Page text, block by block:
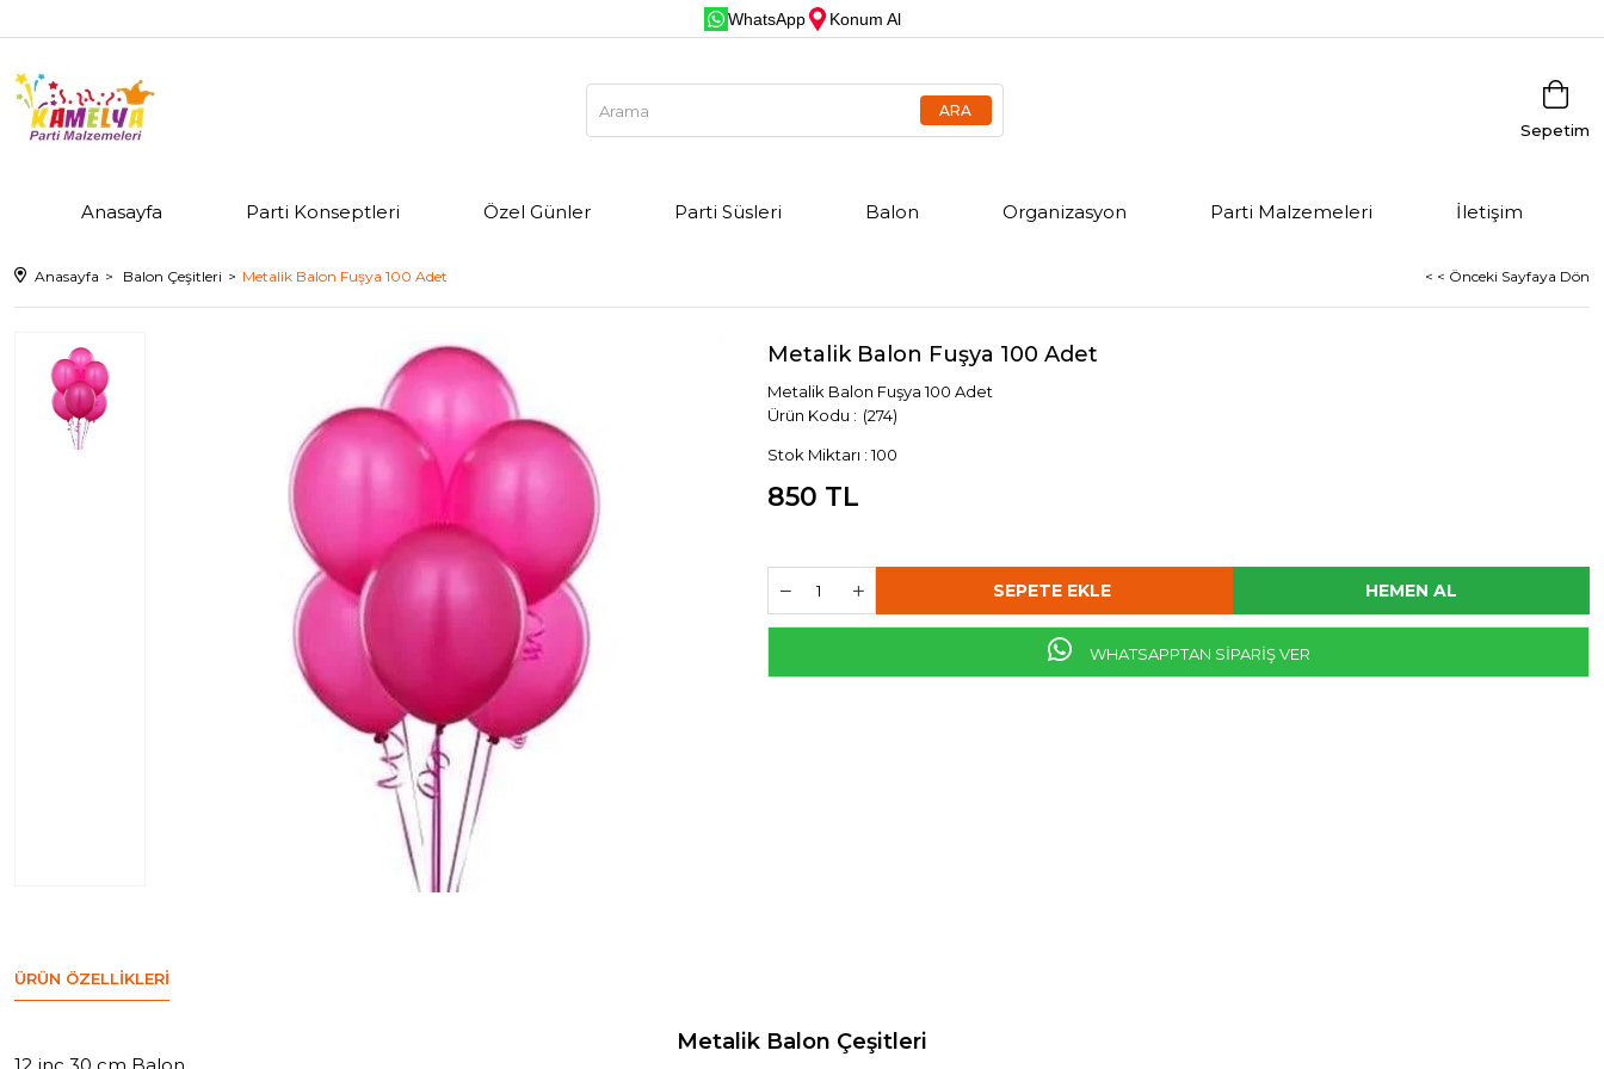
WhatsApp Konum Al
Sepetim
Anasayfa Parti Konseptleri Özel Günler Parti Süsleri Balon Organizasyon Parti Malzemeleri İletişim
Anasayfa Balon Çeşitleri Metalik Balon Fuşya 100 Adet < < Önceki Sayfaya Dön
Metalik Balon Fuşya 100 Adet
Metalik Balon Fuşya 100 Adet
(274)
Stok Miktarı : 100
850 TL
WHATSAPPTAN SİPARİŞ VER
ÜRÜN ÖZELLIKLERI
Metalik Balon Çeşitleri